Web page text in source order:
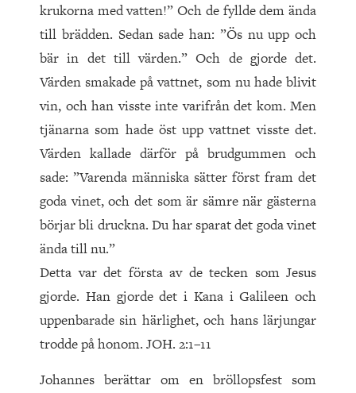
krukorna med vatten!” Och de fyllde dem ända
till brädden. Sedan sade han: ”Ös nu upp och
bär in det till värden.” Och de gjorde det.
Värden smakade på vattnet, som nu hade blivit
vin, och han visste inte varifrån det kom. Men
tjänarna som hade öst upp vattnet visste det.
Värden kallade därför på brudgummen och
sade: ”Varenda människa sätter först fram det
goda vinet, och det som är sämre när gästerna
börjar bli druckna. Du har sparat det goda vinet
ända till nu.”
Detta var det första av de tecken som Jesus
gjorde. Han gjorde det i Kana i Galileen och
uppenbarade sin härlighet, och hans lärjungar
trodde på honom. JOH. 2:1–11
Johannes berättar om en bröllopsfest som